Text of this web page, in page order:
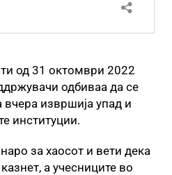
од 31 октомври 2022
одбиваа да се
извршија упад и
институции.
за хаосот и вети дека
а учесниците во